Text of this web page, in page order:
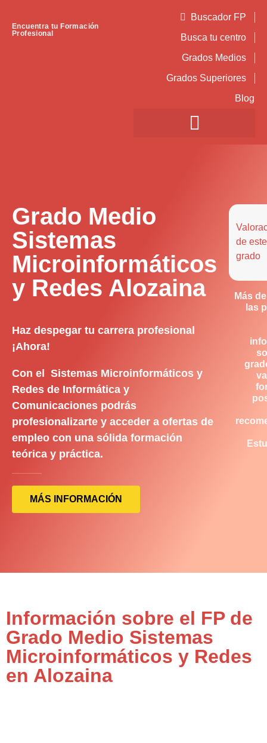
Encuentra tu Formación
Profesional
Buscador FP
Busca tu centro
Grados Medios
Grados Superiores
Blog
Grado Medio
Sistemas
Microinformáticos
y Redes Alozaina
Haz despegar tu carrera profesional
¡Ahora!
Con el Sistemas Microinformáticos y
Redes de Informática y
Comunicaciones podrás
profesionalizarte y acceder a ofertas de
empleo con una sólida formación
teórica y práctica.
MÁS INFORMACIÓN
de este
grado
Más
las
Información sobre el FP de
Grado Medio Sistemas
Microinformáticos y Redes
en Alozaina